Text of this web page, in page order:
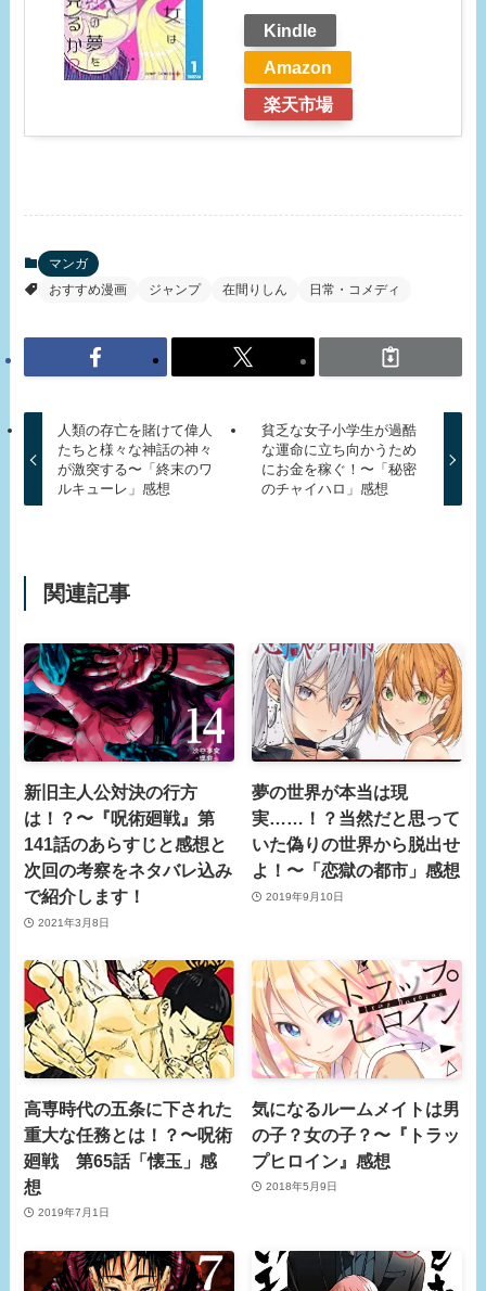
Kindle
Amazon
楽天市場
マンガ
おすすめ漫画
ジャンプ 在間りしん 日常・コメディ
人類の存亡を賭けて偉人
たちと様々な神話の神々
が激突する〜「終末のワ
ルキューレ」感想
貧乏な女子小学生が過酷
な運命に立ち向かうため
にお金を稼ぐ！〜「秘密
のチャイハロ」感想
関連記事
新旧主人公対決の行方
は！？〜『呪術廻戦』第
141話のあらすじと感想と
次回の考察をネタバレ込み
で紹介します！
2021年3月8日
夢の世界が本当は現
実……！？当然だと思って
いた偽りの世界から脱出せ
よ！〜「恋獄の都市」感想
2019年9月10日
高専時代の五条に下された
重大な任務とは！？〜呪術
廻戦 第65話「懐玉」感
想
2019年7月1日
気になるルームメイトは男
の子？女の子？〜『トラッ
プヒロイン』感想
2018年5月9日